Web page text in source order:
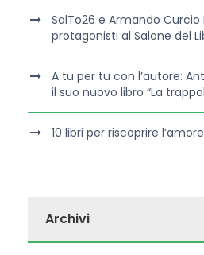
SalTo26 e Armando
protagonisti al Salone del
A tu per tu con l’autore:
il suo nuovo libro “La
10 libri per riscoprire
Archivi